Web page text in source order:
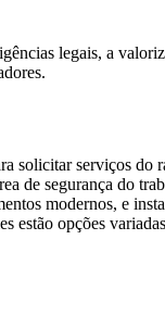
legais, a
solicitar serviços do
de segurança do
modernos, e
estão opções